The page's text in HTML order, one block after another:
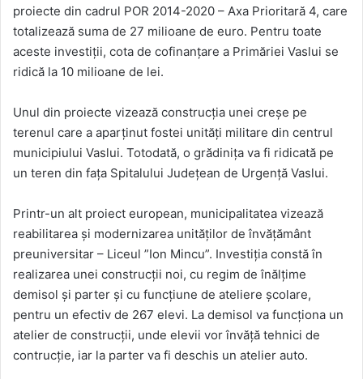
proiecte din cadrul POR 2014-2020 – Axa Prioritară 4, care
totalizează suma de 27 milioane de euro. Pentru toate
aceste investiții, cota de cofinanțare a Primăriei Vaslui se
ridică la 10 milioane de lei.
Unul din proiecte vizează construcția unei creșe pe
terenul care a aparținut fostei unități militare din centrul
municipiului Vaslui. Totodată, o grădinița va fi ridicată pe
un teren din fața Spitalului Județean de Urgență Vaslui.
Printr-un alt proiect european, municipalitatea vizează
reabilitarea și modernizarea unităților de învățământ
preuniversitar – Liceul ”Ion Mincu”. Investiția constă în
realizarea unei construcții noi, cu regim de înălțime
demisol și parter și cu funcțiune de ateliere școlare,
pentru un efectiv de 267 elevi. La demisol va funcționa un
atelier de construcții, unde elevii vor învăță tehnici de
contrucție, iar la parter va fi deschis un atelier auto.